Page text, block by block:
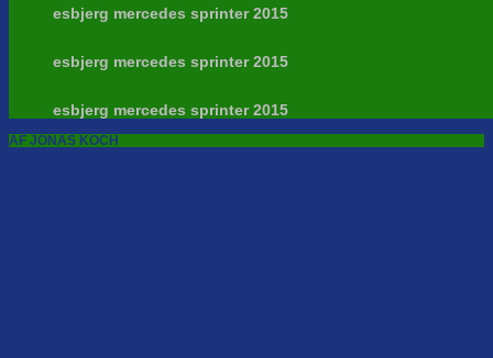
esbjerg mercedes sprinter 2015
esbjerg mercedes sprinter 2015
esbjerg mercedes sprinter 2015
AF JONAS KOCH